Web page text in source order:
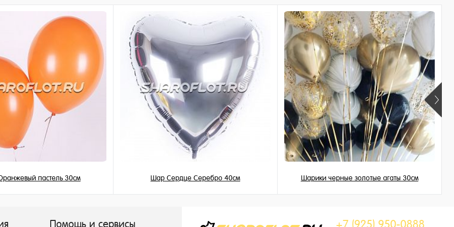
пастель 30см Шар Сердце Серебро 40см Шарики черные золотые агаты 30см
Помощь и сервисы +7 (925) 950-0888